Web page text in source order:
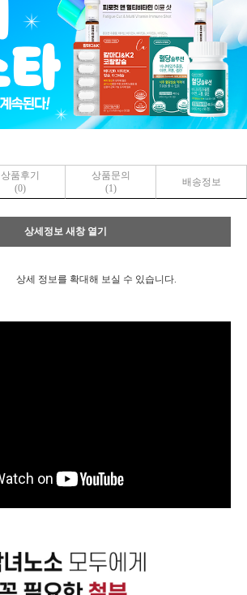
상품후기
(0)
상품문의
(1)
배송정보
상세정보 새창 열기
상세 정보를 확대해 보실 수 있습니다.